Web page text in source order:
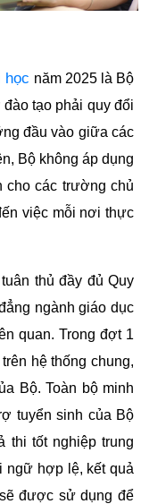
học năm 2025 là Bộ
tạo phải quy đổi
đầu vào giữa các
Bộ không áp dụng
cho các trường chủ
việc mỗi nơi thực
thủ đầy đủ Quy
ngành giáo dục
quan. Trong đợt 1
hệ thống chung,
Bộ. Toàn bộ minh
tuyển sinh của Bộ
thi tốt nghiệp trung
ngữ hợp lệ, kết quả
được sử dụng để